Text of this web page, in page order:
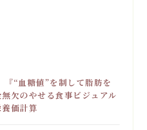
“血糖値”を制して脂肪を
欠のやせる食事ビジュアル
価計算